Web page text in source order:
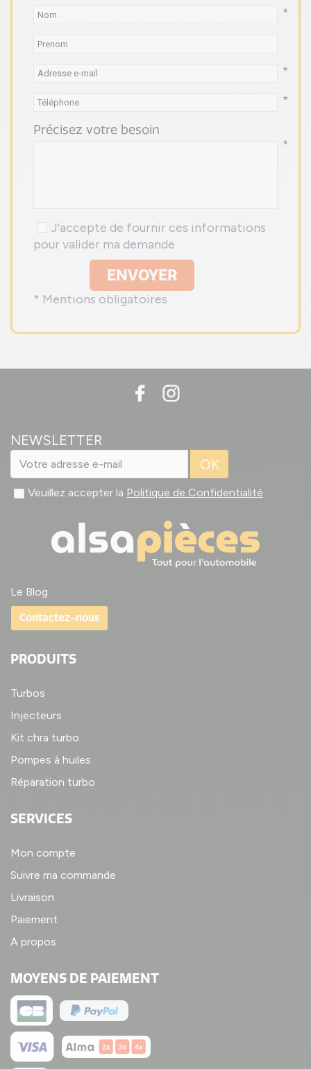
*
*
*
Précisez votre besoin
*
J'accepte de fournir ces informations
pour valider ma demande
ENVOYER
* Mentions obligatoires
NEWSLETTER
OK
Veuillez accepter la Politique de Confidentialité
Le Blog
Contactez-nous
PRODUITS
Turbos
Injecteurs
Kit chra turbo
Pompes à huiles
Réparation turbo
SERVICES
Mon compte
Suivre ma commande
Livraison
Paiement
A propos
MOYENS DE PAIEMENT